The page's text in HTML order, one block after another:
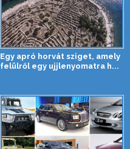
Egy apró horvát sziget, amely
felülről egy ujjlenyomatra h...